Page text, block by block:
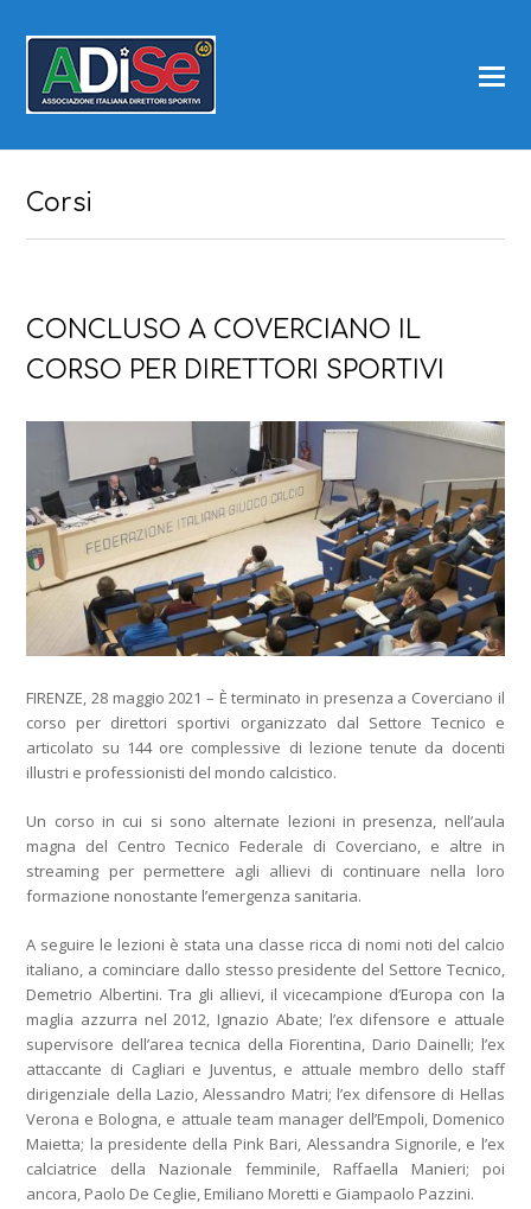
Corsi
CONCLUSO A COVERCIANO IL
CORSO PER DIRETTORI SPORTIVI
FIRENZE, 28 maggio 2021 – È terminato in presenza a Coverciano il
corso per direttori sportivi organizzato dal Settore Tecnico e
articolato su 144 ore complessive di lezione tenute da docenti
illustri e professionisti del mondo calcistico.
Un corso in cui si sono alternate lezioni in presenza, nell’aula
magna del Centro Tecnico Federale di Coverciano, e altre in
streaming per permettere agli allievi di continuare nella loro
formazione nonostante l’emergenza sanitaria.
A seguire le lezioni è stata una classe ricca di nomi noti del calcio
italiano, a cominciare dallo stesso presidente del Settore Tecnico,
Demetrio Albertini. Tra gli allievi, il vicecampione d’Europa con la
maglia azzurra nel 2012, Ignazio Abate; l’ex difensore e attuale
supervisore dell’area tecnica della Fiorentina, Dario Dainelli; l’ex
attaccante di Cagliari e Juventus, e attuale membro dello staff
dirigenziale della Lazio, Alessandro Matri; l’ex difensore di Hellas
Verona e Bologna, e attuale team manager dell’Empoli, Domenico
Maietta; la presidente della Pink Bari, Alessandra Signorile, e l’ex
calciatrice della Nazionale femminile, Raffaella Manieri; poi
ancora, Paolo De Ceglie, Emiliano Moretti e Giampaolo Pazzini.